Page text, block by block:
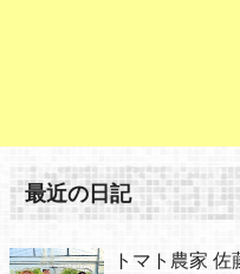
最近の日記
トマト農家 佐